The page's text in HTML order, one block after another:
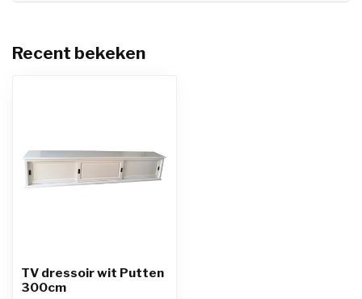
Recent bekeken
TV dressoir wit Putten
300cm